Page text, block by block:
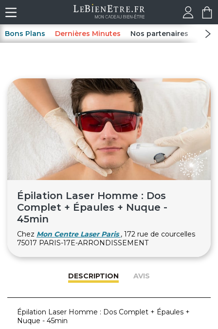
Bons Plans Dernières Minutes Nos partenaires Spas
Épilation Laser Homme : Dos
Complet + Épaules + Nuque -
45min
Chez Mon Centre Laser Paris , 172 rue de courcelles
75017 PARIS-17E-ARRONDISSEMENT
DESCRIPTION AVIS
Épilation Laser Homme : Dos Complet + Épaules +
Nuque - 45min